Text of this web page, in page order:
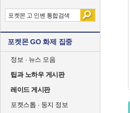
포켓몬 GO 화제 집중
정보 · 뉴스 모음
팁과 노하우 게시판
레이드 게시판
포켓스톱 · 둥지 정보